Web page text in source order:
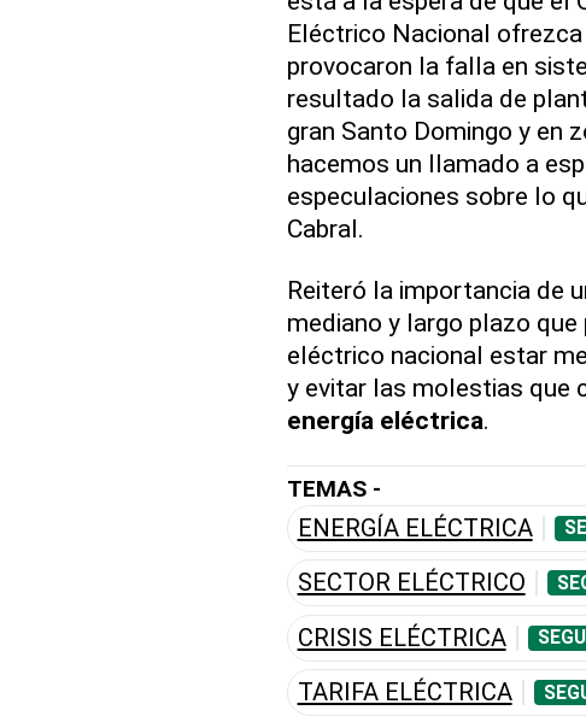
Eléctrico Nacional
provocaron la falla en
resultado la salida de
gran Santo Domingo y en
hacemos un llamado a
especulaciones sobre lo
Cabral.
Reiteró la importancia de
mediano y largo plazo
eléctrico nacional estar
y evitar las molestias que
energía eléctrica.
TEMAS -
ENERGÍA ELÉCTRICA
SECTOR ELÉCTRICO
CRISIS ELÉCTRICA
TARIFA ELÉCTRICA